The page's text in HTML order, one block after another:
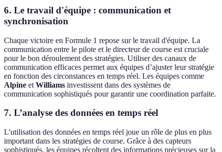
6. Le travail d'équipe : communication et
synchronisation
Chaque victoire en Formule 1 repose sur le travail d'équipe. La
communication entre le pilote et le directeur de course est cruciale
pour le bon déroulement des stratégies. Utiliser des canaux de
communication efficaces permet aux équipes d’ajuster leur stratégie
en fonction des circonstances en temps réel. Les équipes comme
Alpine et Williams investissent dans des systèmes de
communication sophistiqués pour garantir une coordination parfaite.
7. L’analyse des données en temps réel
L'utilisation des données en temps réel joue un rôle de plus en plus
important dans les stratégies de course. Grâce à des capteurs
sophistiqués, les équipes récoltent des informations précieuses sur la